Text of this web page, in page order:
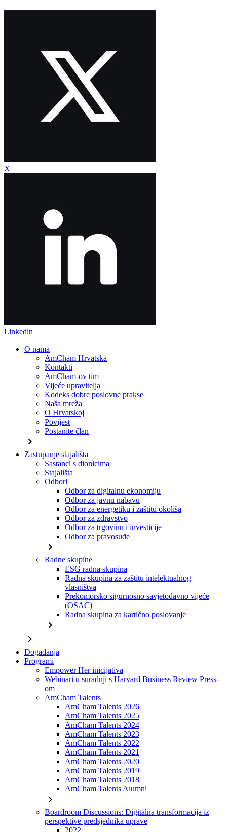
X
Linkedin
O nama
AmCham Hrvatska
Kontakti
AmCham-ov tim
Vijeće upravitelja
Kodeks dobre poslovne prakse
Naša mreža
O Hrvatskoj
Povijest
Postanite član
chevron_right
Zastupanje stajališta
Sastanci s dionicima
Stajališta
Odbori
Odbor za digitalnu ekonomiju
Odbor za javnu nabavu
Odbor za energetiku i zaštitu okoliša
Odbor za zdravstvo
Odbor za trgovinu i investicije
Odbor za pravosuđe
chevron_right
Radne skupine
ESG radna skupina
Radna skupina za zaštitu intelektualnog
vlasništva
Prekomorsko sigurnosno savjetodavno vijeće
(OSAC)
Radna skupina za kartično poslovanje
chevron_right
chevron_right
Događanja
Programi
Empower Her inicijativa
Webinari u suradnji s Harvard Business Review Press-
om
AmCham Talents
AmCham Talents 2026
AmCham Talents 2025
AmCham Talents 2024
AmCham Talents 2023
AmCham Talents 2022
AmCham Talents 2021
AmCham Talents 2020
AmCham Talents 2019
AmCham Talents 2018
AmCham Talents Alumni
chevron_right
Boardroom Discussions: Digitalna transformacija iz
perspektive predsjednika uprave
2022